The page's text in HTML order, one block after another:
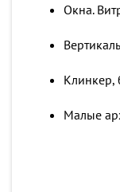
Окна.
Клинкер,
Малые